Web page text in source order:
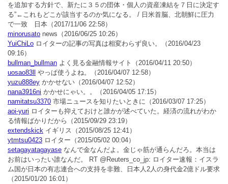
を追加する方針で、新たに３５の団体・個人の資産凍結を７日に決定す
る”←これもどこが該当するのか気になる。 / 日米首脳、北朝鮮に圧力
で一致 日本 （2017/11/06 22:58）
minorusato news （2016/06/25 10:26）
YuiChiLo ロイターの記事の写真は相変わらず良い。
（2016/04/23
09:16）
bullman_bullman よく見る金融情報サイト
（2016/04/11 20:50）
uosao83ll
やっぱ使うよね。
（2016/04/07 12:58）
yuzu888ey かかせない （2016/04/07 12:52）
nana3916ni かかせにゃい。。
（2016/04/05 17:15）
namitatsu3370 市場ニュースを知りたいときに （2016/03/07 17:25）
aoi-yuri ロイターも抑えておけと誰かが述べていた。経済の流れがわか
る情報ばかりだから
（2015/09/29 23:19）
extendskick イギリス （2015/08/25 12:41）
ytmtsu0423 ロイター （2015/05/02 00:04）
setagayatagayase なんで金なんだよ。金じゃ筋が通らんだろ。本当は
お前はいったい誰なんだ。 RT @Reuters_co_jp: ロイター速報：イスラ
ム国が日本の有志連合への支持を非難、日本人2人の身代金2億ドル要求
（2015/01/20 16:01）